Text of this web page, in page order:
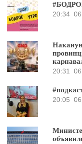
20:34
20:31
20:05